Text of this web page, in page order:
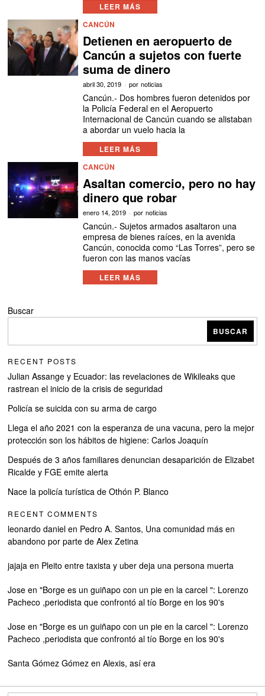
LEER MÁS
CANCÚN
Detienen en aeropuerto de
Cancún a sujetos con fuerte
suma de dinero
abril 30, 2019 por noticias
Cancún.- Dos hombres fueron detenidos por
la Policía Federal en el Aeropuerto
Internacional de Cancún cuando se alistaban
a abordar un vuelo hacia la
LEER MÁS
CANCÚN
Asaltan comercio, pero no hay
dinero que robar
enero 14, 2019 por noticias
Cancún.- Sujetos armados asaltaron una
empresa de bienes raíces, en la avenida
Cancún, conocida como “Las Torres”, pero se
fueron con las manos vacías
LEER MÁS
Buscar
BUSCAR
RECENT POSTS
Julian Assange y Ecuador: las revelaciones de Wikileaks que
rastrean el inicio de la crisis de seguridad
Policía se suicida con su arma de cargo
Llega el año 2021 con la esperanza de una vacuna, pero la mejor
protección son los hábitos de higiene: Carlos Joaquín
Después de 3 años familiares denuncian desaparición de Elizabet
Ricalde y FGE emite alerta
Nace la policía turística de Othón P. Blanco
RECENT COMMENTS
leonardo daniel en Pedro A. Santos, Una comunidad más en
abandono por parte de Alex Zetina
jajaja en Pleito entre taxista y uber deja una persona muerta
Jose en"Borge es un guiñapo con un pie en la carcel ": Lorenzo
Pacheco ,periodista que confrontó al tío Borge en los 90's
Jose en"Borge es un guiñapo con un pie en la carcel ": Lorenzo
Pacheco ,periodista que confrontó al tío Borge en los 90's
Santa Gómez Gómez enAlexis, así era